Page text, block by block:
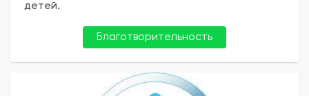
детей.
Благотворительность